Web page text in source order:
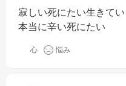
寂しい死にたい生きて
本当に辛い死にたい
心 悩み